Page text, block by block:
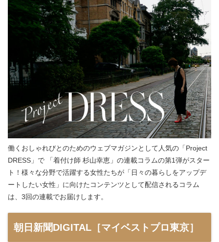
働くおしゃれびとのためのウェブマガジンとして人気の「Project
DRESS」で 「着付け師 杉山幸恵」の連載コラムの第1弾がスター
ト！様々な分野で活躍する女性たちが「日々の暮らしをアップデ
ートしたい女性」に向けたコンテンツとして配信されるコラム
は、3回の連載でお届けします。
朝日新聞DIGITAL［マイベストプロ東京］